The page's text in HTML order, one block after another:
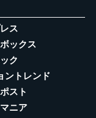
ス
ックス
ク
ントレンド
スト
ニア